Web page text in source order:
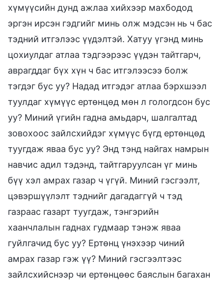
хүмүүсийн дунд ажлаа хийхээр махбодод
эргэн ирсэн гэдгийг минь олж мэдсэн нь ч бас
тэдний итгэлээс үүдэлтэй. Хатуу үгэнд минь
цохиулдаг атлаа тэдгээрээс үүдэн тайтгарч,
аврагддаг бүх хүн ч бас итгэлээсээ болж
тэгдэг бус уу? Надад итгэдэг атлаа бэрхшээл
туулдаг хүмүүс ертөнцөд мөн л гологдсон бус
уу? Миний үгийн гадна амьдарч, шалгалтад
зовохоос зайлсхийдэг хүмүүс бүгд ертөнцөд
туугдаж яваа бус уу? Энд тэнд найгах намрын
навчис адил тэдэнд, тайтгаруулсан үг минь
бүү хэл амрах газар ч үгүй. Миний гэсгээлт,
цэвэршүүлэлт тэднийг дагадаггүй ч тэд
газраас газарт туугдаж, тэнгэрийн
хаанчлалын гаднах гудмаар тэнэж яваа
гуйлгачид бус уу? Ертөнц үнэхээр чиний
амрах газар гэж үү? Миний гэсгээлтээс
зайлсхийснээр чи ертөнцөөс баяслын багахан